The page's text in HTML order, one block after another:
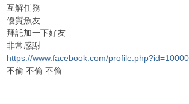
互解任務
優質魚友
拜託加一下好友
非常感謝
https://www.facebook.com/
不偷 不偷 不偷